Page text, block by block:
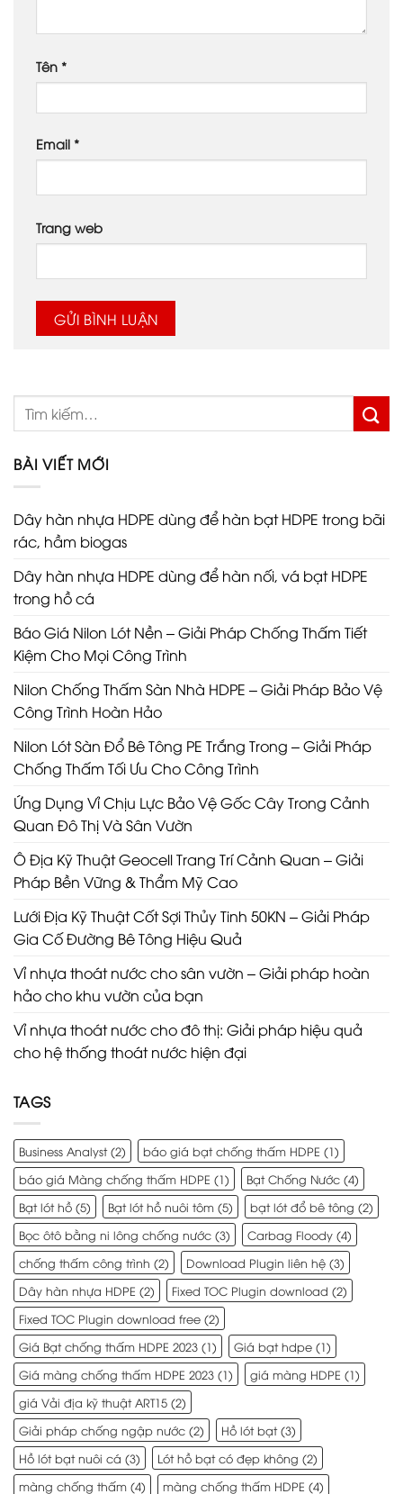
Tên *
Email *
Trang web
BÀI VIẾT MỚI
Dây hàn nhựa HDPE dùng để hàn bạt HDPE trong bãi
rác, hầm biogas
Dây hàn nhựa HDPE dùng để hàn nối, vá bạt HDPE
trong hồ cá
Báo Giá Nilon Lót Nền – Giải Pháp Chống Thấm Tiết
Kiệm Cho Mọi Công Trình
Nilon Chống Thấm Sàn Nhà HDPE – Giải Pháp Bảo Vệ
Công Trình Hoàn Hảo
Nilon Lót Sàn Đổ Bê Tông PE Trắng Trong – Giải Pháp
Chống Thấm Tối Ưu Cho Công Trình
Ứng Dụng Vỉ Chịu Lực Bảo Vệ Gốc Cây Trong Cảnh
Quan Đô Thị Và Sân Vườn
Ô Địa Kỹ Thuật Geocell Trang Trí Cảnh Quan – Giải
Pháp Bền Vững & Thẩm Mỹ Cao
Lưới Địa Kỹ Thuật Cốt Sợi Thủy Tinh 50KN – Giải Pháp
Gia Cố Đường Bê Tông Hiệu Quả
Vỉ nhựa thoát nước cho sân vườn – Giải pháp hoàn
hảo cho khu vườn của bạn
Vỉ nhựa thoát nước cho đô thị: Giải pháp hiệu quả
cho hệ thống thoát nước hiện đại
TAGS
Business Analyst(2) báo giá bạt chống thấm HDPE (1)
báo giá Màng chống thấm HDPE (1) Bạt Chống Nước (4)
Bạt lót hồ (5) Bạt lót hồ nuôi tôm (5) bạt lót đổ bê tông (2)
Bọc ôtô bằng ni lông chống nước (3) Carbag Floody (4)
chống thấm công trình (2) Download Plugin liên hệ (3)
Dây hàn nhựa HDPE (2) Fixed TOC Plugin download (2)
Fixed TOC Plugin download free (2)
Giá Bạt chống thấm HDPE 2023 (1) Giá bạt hdpe (1)
Giá màng chống thấm HDPE 2023 (1) giá màng HDPE (1)
giá Vải địa kỹ thuật ART15 (2)
Giải pháp chống ngập nước (2) Hồ lót bạt(3)
Hồ lót bạt nuôi cá (3) Lót hồ bạt có đẹp không (2)
màng chống thấm (4) màng chống thấm HDPE (4)